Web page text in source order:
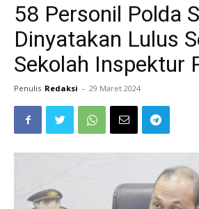
58 Personil Polda
Dinyatakan Lulus
Sekolah Inspektur
Penulis Redaksi - 29 Maret 2024